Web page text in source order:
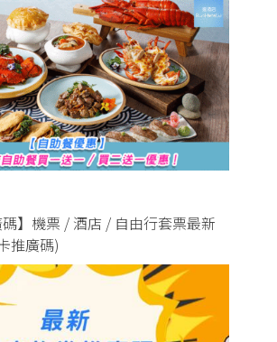
碼】機票 / 酒店 / 自由行套票最新
推廣碼)